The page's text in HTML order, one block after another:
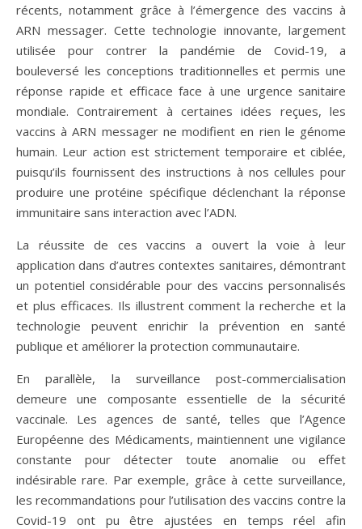
récents, notamment grâce à l’émergence des vaccins à
ARN messager. Cette technologie innovante, largement
utilisée pour contrer la pandémie de Covid-19, a
bouleversé les conceptions traditionnelles et permis une
réponse rapide et efficace face à une urgence sanitaire
mondiale. Contrairement à certaines idées reçues, les
vaccins à ARN messager ne modifient en rien le génome
humain. Leur action est strictement temporaire et ciblée,
puisqu’ils fournissent des instructions à nos cellules pour
produire une protéine spécifique déclenchant la réponse
immunitaire sans interaction avec l’ADN.
La réussite de ces vaccins a ouvert la voie à leur
application dans d’autres contextes sanitaires, démontrant
un potentiel considérable pour des vaccins personnalisés
et plus efficaces. Ils illustrent comment la recherche et la
technologie peuvent enrichir la prévention en santé
publique et améliorer la protection communautaire.
En parallèle, la surveillance post-commercialisation
demeure une composante essentielle de la sécurité
vaccinale. Les agences de santé, telles que l’Agence
Européenne des Médicaments, maintiennent une vigilance
constante pour détecter toute anomalie ou effet
indésirable rare. Par exemple, grâce à cette surveillance,
les recommandations pour l’utilisation des vaccins contre la
Covid-19 ont pu être ajustées en temps réel afin